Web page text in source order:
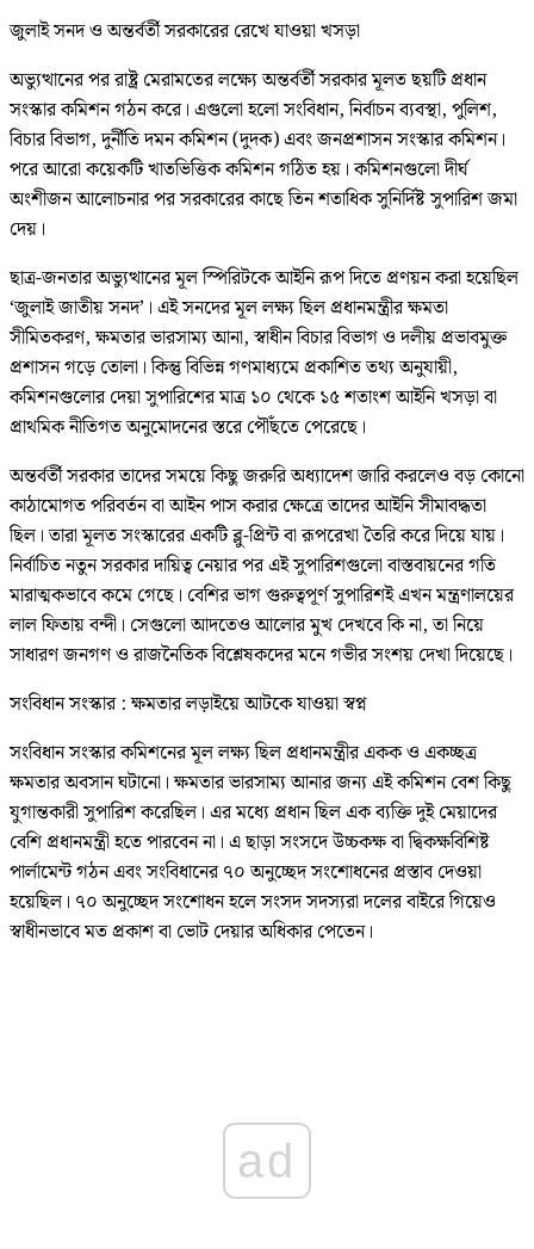
জুলাই সনদ ও অন্তর্বর্তী সরকারের রেখে যাওয়া খসড়া
অভ্যুত্থানের পর রাষ্ট্র মেরামতের লক্ষ্যে অন্তর্বর্তী সরকার মূলত ছয়টি প্রধান
সংস্কার কমিশন গঠন করে। এগুলো হলো সংবিধান, নির্বাচন ব্যবস্থা, পুলিশ,
বিচার বিভাগ, দুর্নীতি দমন কমিশন (দুদক) এবং জনপ্রশাসন সংস্কার কমিশন।
পরে আরো কয়েকটি খাতভিত্তিক কমিশন গঠিত হয়। কমিশনগুলো দীর্ঘ
অংশীজন আলোচনার পর সরকারের কাছে তিন শতাধিক সুনির্দিষ্ট সুপারিশ জমা
দেয়।
ছাত্র-জনতার অভ্যুত্থানের মূল স্পিরিটকে আইনি রূপ দিতে প্রণয়ন করা হয়েছিল
‘জুলাই জাতীয় সনদ’। এই সনদের মূল লক্ষ্য ছিল প্রধানমন্ত্রীর ক্ষমতা
সীমিতকরণ, ক্ষমতার ভারসাম্য আনা, স্বাধীন বিচার বিভাগ ও দলীয় প্রভাবমুক্ত
প্রশাসন গড়ে তোলা। কিন্তু বিভিন্ন গণমাধ্যমে প্রকাশিত তথ্য অনুযায়ী,
কমিশনগুলোর দেয়া সুপারিশের মাত্র ১০ থেকে ১৫ শতাংশ আইনি খসড়া বা
প্রাথমিক নীতিগত অনুমোদনের স্তরে পৌঁছতে পেরেছে।
অন্তর্বর্তী সরকার তাদের সময়ে কিছু জরুরি অধ্যাদেশ জারি করলেও বড় কোনো
কাঠামোগত পরিবর্তন বা আইন পাস করার ক্ষেত্রে তাদের আইনি সীমাবদ্ধতা
ছিল। তারা মূলত সংস্কারের একটি ব্লু-প্রিন্ট বা রূপরেখা তৈরি করে দিয়ে যায়।
নির্বাচিত নতুন সরকার দায়িত্ব নেয়ার পর এই সুপারিশগুলো বাস্তবায়নের গতি
মারাত্মকভাবে কমে গেছে। বেশির ভাগ গুরুত্বপূর্ণ সুপারিশই এখন মন্ত্রণালয়ের
লাল ফিতায় বন্দী। সেগুলো আদতেও আলোর মুখ দেখবে কি না, তা নিয়ে
সাধারণ জনগণ ও রাজনৈতিক বিশ্লেষকদের মনে গভীর সংশয় দেখা দিয়েছে।
সংবিধান সংস্কার : ক্ষমতার লড়াইয়ে আটকে যাওয়া স্বপ্ন
সংবিধান সংস্কার কমিশনের মূল লক্ষ্য ছিল প্রধানমন্ত্রীর একক ও একচ্ছত্র
ক্ষমতার অবসান ঘটানো। ক্ষমতার ভারসাম্য আনার জন্য এই কমিশন বেশ কিছু
যুগান্তকারী সুপারিশ করেছিল। এর মধ্যে প্রধান ছিল এক ব্যক্তি দুই মেয়াদের
বেশি প্রধানমন্ত্রী হতে পারবেন না। এ ছাড়া সংসদে উচ্চকক্ষ বা দ্বিকক্ষবিশিষ্ট
পার্লামেন্ট গঠন এবং সংবিধানের ৭০ অনুচ্ছেদ সংশোধনের প্রস্তাব দেওয়া
হয়েছিল। ৭০ অনুচ্ছেদ সংশোধন হলে সংসদ সদস্যরা দলের বাইরে গিয়েও
স্বাধীনভাবে মত প্রকাশ বা ভোট দেয়ার অধিকার পেতেন।
ad